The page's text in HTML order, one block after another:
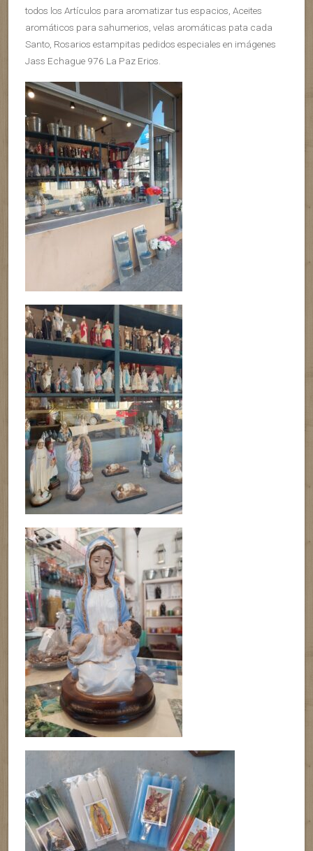
todos los Artículos para aromatizar tus espacios, Aceites
aromáticos para sahumerios, velas aromáticas pata cada
Santo, Rosarios estampitas pedidos especiales en imágenes
Jass Echague 976 La Paz Erios.